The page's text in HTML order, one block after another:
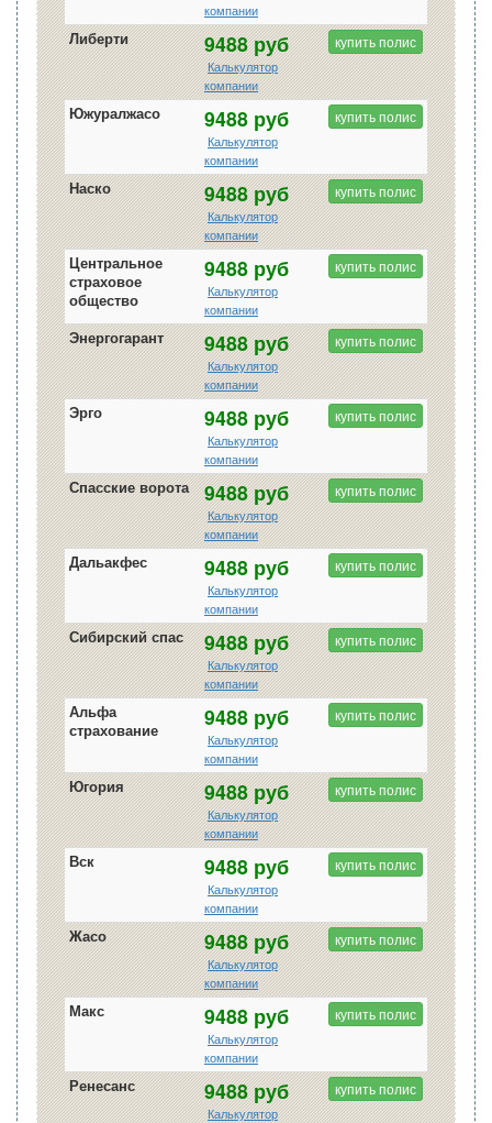
компании
Либерти 9488 руб
Калькулятор
компании
купить полис
Южуралжасо 9488 руб
Калькулятор
компании
купить полис
Наско 9488 руб
Калькулятор
компании
купить полис
Центральное
страховое
общество
9488 руб
Калькулятор
компании
купить полис
Энергогарант 9488 руб
Калькулятор
компании
купить полис
Эрго 9488 руб
Калькулятор
компании
купить полис
Спасские ворота 9488 руб
Калькулятор
компании
купить полис
Дальакфес 9488 руб
Калькулятор
компании
купить полис
Сибирский спас 9488 руб
Калькулятор
компании
купить полис
Альфа
страхование
9488 руб
Калькулятор
компании
купить полис
Югория 9488 руб
Калькулятор
компании
купить полис
Вск 9488 руб
Калькулятор
компании
купить полис
Жасо 9488 руб
Калькулятор
компании
купить полис
Макс 9488 руб
Калькулятор
компании
купить полис
Ренесанс 9488 руб
Калькулятор
купить полис